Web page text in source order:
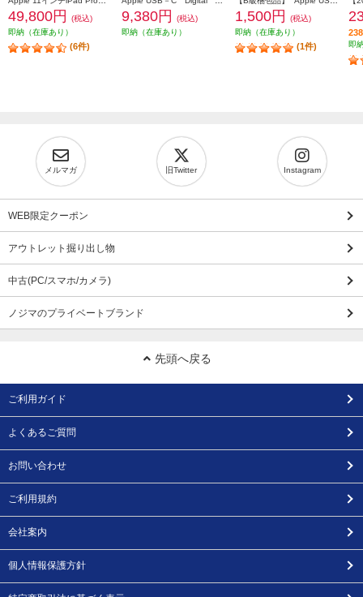
49,800円
(税込)
即納（在庫あり）
(6件)
9,380円
(税込)
即納（在庫あり）
1,500円
(税込)
即納（在庫あり）
(1件) 即
メルマガ 旧Twitter Instagram
WEB限定クーポン
アウトレット掘り出し物
中古(PC/スマホ/カメラ)
ノジマのプライベートブランド
先頭へ戻る
ご利用ガイド
よくあるご質問
お問い合わせ
ご利用規約
会社案内
個人情報保護方針